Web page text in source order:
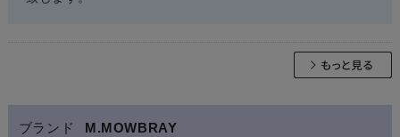
ブランド M.MOWBRAY